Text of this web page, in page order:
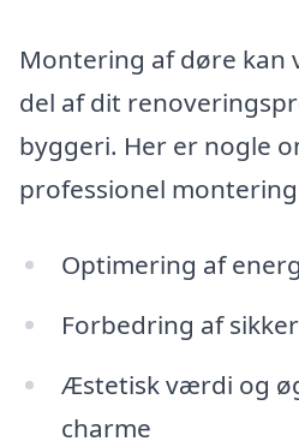
Montering af døre kan
del af dit
byggeri. Her er nogle
professionel
Optimering af
Forbedring af
Æstetisk værdi og
charme